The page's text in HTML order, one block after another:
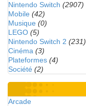
Nintendo Switch (2907)
Mobile (42)
Musique (0)
LEGO (5)
Nintendo Switch 2 (231)
Cinéma (3)
Plateformes (4)
Société (2)
Arcade